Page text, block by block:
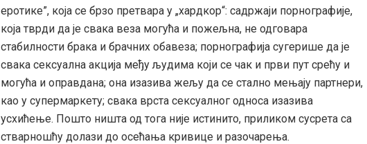
еротике”, која се брзо претвара у „хардкор“: садржаји порнографије,
која тврди да је свака веза могућа и пожељна, не одговара
стабилности брака и брачних обавеза; порнографија сугерише да је
свака сексуална акција међу људима који се чак и први пут срећу и
могућа и оправдана; она изазива жељу да се стално мењају партнери,
као у супермаркету; свака врста сексуалног односа изазива
усхићење. Пошто ништа од тога није истинито, приликом сусрета са
стварношћу долази до осећања кривице и разочарења.